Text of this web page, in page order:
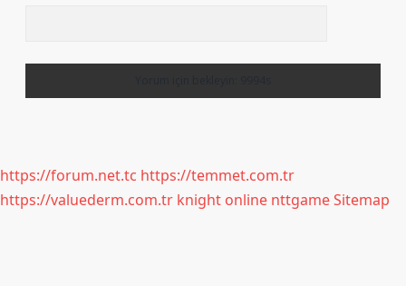
https://forum.net.tc https://temmet.com.tr
https://valuederm.com.tr knight online nttgameSitemap